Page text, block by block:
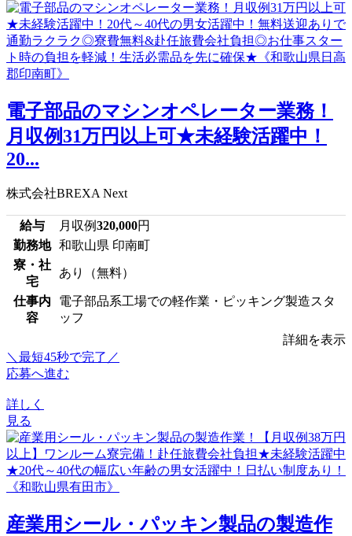
電子部品のマシンオペレーター業務！
月収例31万円以上可★未経験活躍中！
20...
株式会社BREXA Next
給与 月収例320,000円
勤務地 和歌山県 印南町
寮・社
宅
あり（無料）
仕事内
容
電子部品系工場での軽作業・ピッキング製造スタ
ッフ
詳細を表示
＼最短45秒で完了／
応募へ進む
詳しく
見る
産業用シール・パッキン製品の製造作